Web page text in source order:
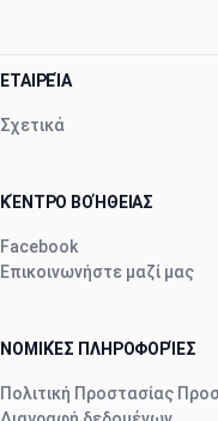
ΕΤΑΙΡΕΊΑ
Σχετικά
ΚΈΝΤΡΟ ΒΟΉΘΕΙΑΣ
Facebook
Επικοινωνήστε μαζί μας
ΝΟΜΙΚΈΣ ΠΛΗΡΟΦΟΡΊΕΣ
Πολιτική Προστασίας